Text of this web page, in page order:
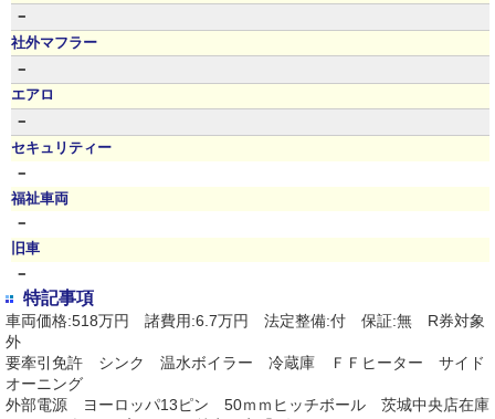
－
社外マフラー
－
エアロ
－
セキュリティー
－
福祉車両
－
旧車
－
特記事項
車両価格:518万円 諸費用:6.7万円 法定整備:付 保証:無 R券対象
外
要牽引免許 シンク 温水ボイラー 冷蔵庫 ＦＦヒーター サイド
オーニング
外部電源 ヨーロッパ13ピン 50ｍｍヒッチボール 茨城中央店在庫